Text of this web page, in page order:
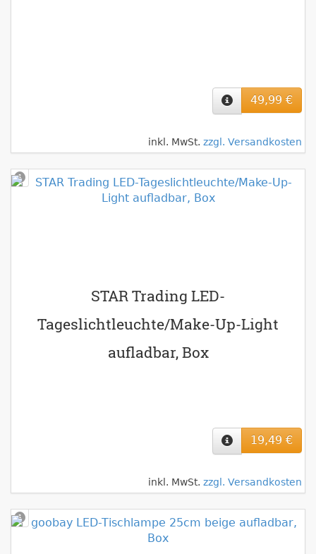
49,99 €
inkl. MwSt. zzgl. Versandkosten
STAR Trading LED-
Tageslichtleuchte/Make-Up-Light
aufladbar, Box
19,49 €
inkl. MwSt. zzgl. Versandkosten